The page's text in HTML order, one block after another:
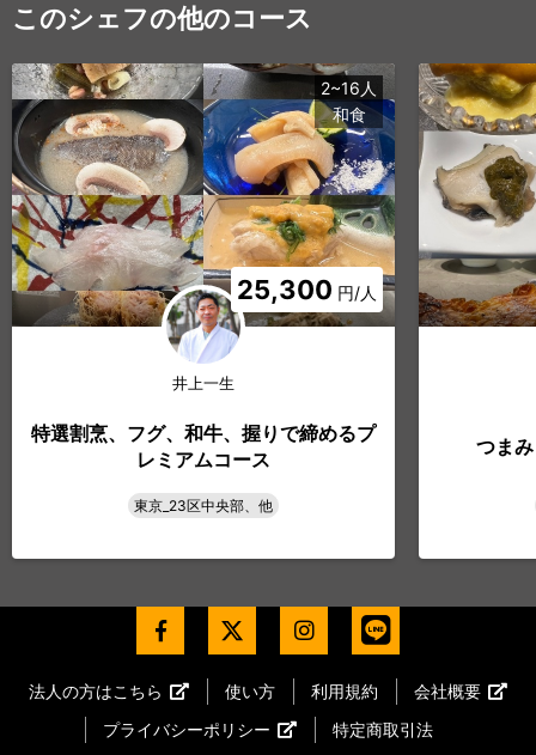
このシェフの他のコース
25,300 円/人
2~16人
和食
井上一生
特選割烹、フグ、和牛、握りで締めるプ
レミアムコース
東京_23区中央部、他
つま
法人の方はこちら 使い方 利用規約
会社概要
プライバシーポリシー
特定商取引法